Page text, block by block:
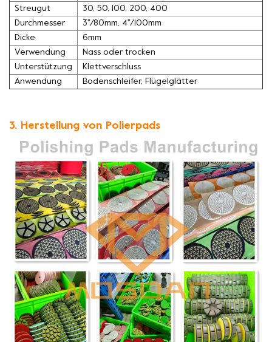
Streugut
30, 50, 100, 200, 400
Durchmesser
3''/80mm, 4''/100mm
Dicke
6mm
Verwendung
Nass oder trocken
Unterstützung
Klettverschluss
Anwendung
Bodenschleifer, Flügelglätter
3. Herstellung von Polierpads